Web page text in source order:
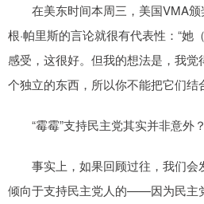
在美东时间本周三，美国VMA颁
根·帕里斯的言论就很有代表性：“她
感受，这很好。但我的想法是，我
个独立的东西，所以你不能把它们结
“霉霉”支持民主党其实并非意外？
事实上，如果回顾过往，我们会
倾向于支持民主党人的——因为民主